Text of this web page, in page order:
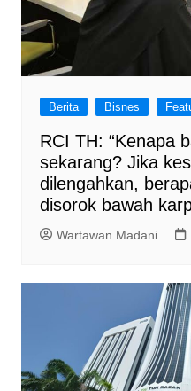
Berita Bisnes
RCI TH: “Kenapa
sekarang? Jika
dilengahkan,
disorok bawah
Wartawan Madani